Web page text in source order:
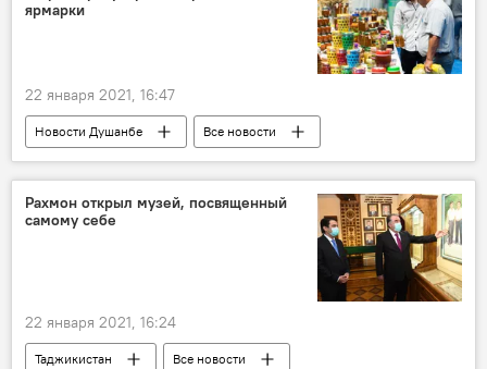
ярмарки
22 января 2021, 16:47
Новости Душанбе
Все новости
Таджикистан
ярмарка
сельское хозяйство
Рахмон открыл музей, посвященный
самому себе
22 января 2021, 16:24
Таджикистан
Все новости